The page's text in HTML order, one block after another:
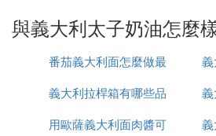
泡芙是皇室婚禮上的必備甜品？
什麼是是泡芙，你念對了嗎？
一站式幫你解決泡芙的問題。
1、泡芙怎麼讀
與義大利太子奶油怎麼
番茄義大利面怎麼做最
簡單還好吃
義大利拉桿箱有哪些品
牌
用歐薩義大利面肉醬可